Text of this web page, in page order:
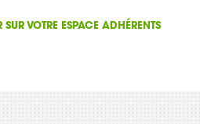
SUR VOTRE ESPACE ADHÉRENTS